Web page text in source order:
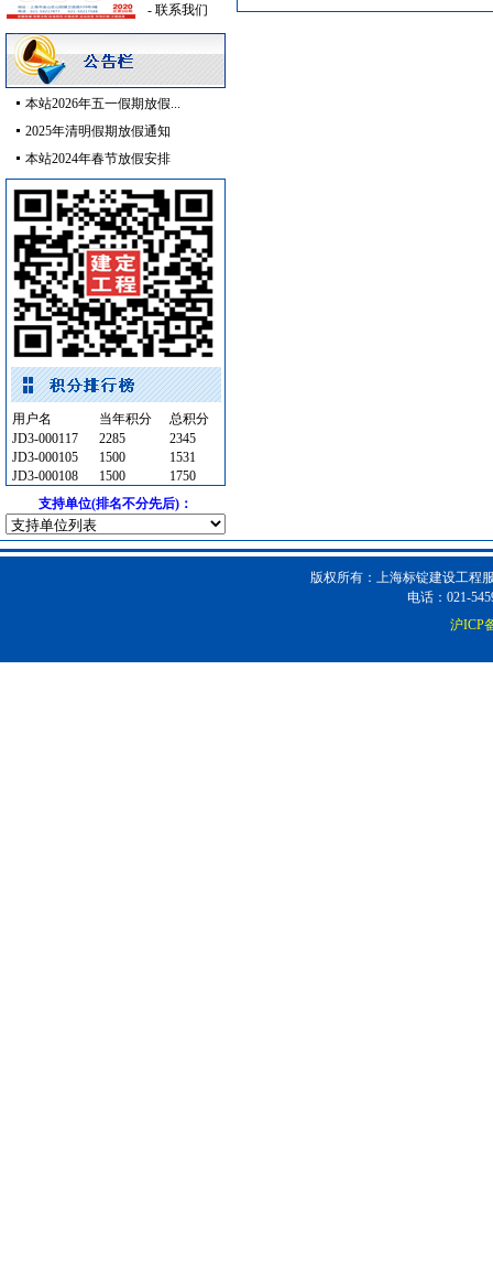
防雷接地 [采购中]
消防火警
安全防范 [采购中]
日光灯 [采购中]
保温隔音材料 [采购中]
仪器仪表 [采购中]
水泵房 [采购中]
变压器 [采购中]
稳压泵 [采购中]
防水防腐 [采购中]
水泵 [采购中]
二头隔栅射灯 [采购中]
火灾自动报警系统 [采购中]
消防器材 [采购中]
仪器仪表 [采购中]
防水防腐
[采购中]
高级地砖
[采购中]
铝扣版 [采购中]
幕墙 [采购中]
墙地面砖 [采购中]
- 联系我们
本站2026年五一假期放假...
2025年清明假期放假通知
本站2024年春节放假安排
用户名 当年积分
总积分
JD3-000117
2285
2345
JD3-000105
1500
1531
JD3-000108
1500
1750
支持单位(排名不分先后)：
版权所有：上海标锭建设工程
电话：021-
沪ICP